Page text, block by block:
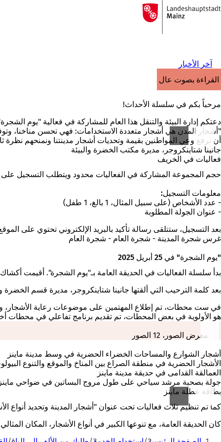
الانتقال إلى المحتوى
إلى
الصفحة
آخر الأخبار
القراءة بصوت عالٍ
مرحباً بكم في سلسلة الأحداث!
دعتكم إدارة البيئة والتنقل هذا العام للمشاركة في فعالية "يوم الشجرة" في 25 أبريل 2025 والمشاركة في الفعاليات الأخرى من مايو
"أشجار المدن هي أشجار متعددة الاستخدامات: فهي تحسن مناخنا،
أن نرفع وعي المواطنين بقيمة وتحديات أشجار مدينتنا ونمنحهم
جانينا شتاينكروجر، مديرة مكتب الخضرة والبيئة
فعاليات في الخريف
حجم المجموعة المشاركة في الفعاليات محدود ويتطلب التسجيل
معلومات التسجيل:
- عدد الأشخاص (على سبيل المثال، 1 بالغ، 1 طفل)
- عنوان الجولة المطلوبة
بعد التسجيل، ستتلقى رسالة تأكيد بالبريد الإلكتروني تحتوي على
غرس شجرة المدينة - شجرة العام - شجرة العام
"يوم الشجرة" في 25 أبريل 2025
بدأ سلسلة الفعاليات في الحديقة العامة بـ"يوم الشجرة". أقيمت
بعد كلمة الترحيب التي ألقتها جانينا شتاينكروجر، مديرة قسم الخضرة
في ست محطات، تم إطلاع المهتمين على موضوعات رعاية الأشجار،
هو الأولوية في بعض المحطات، تم تقديم برنامج تفاعلي في محطات
معرض الصور، 12 الصور
أشجار الشوارع والمساحات الخضراء الحضرية في وسط مدينة ماينز
الأشجار الحضرية في منطقة الصراع بين المناخ والموقع والتنوع
العمالقة القدامى في حديقة مدينة ماينز
جولة بصحبة مرشد سياحي على طول مروج البساتين في ضواحي
بطاقة عطلة ماينز
كما تم تنظيم ثلاث فعاليات تحت عنوان "أشجار المدينة وتحديد أنواع
كان الحديقة العامة، مع تنوعها الكبير في أنواع الأشجار، المكان
أنت